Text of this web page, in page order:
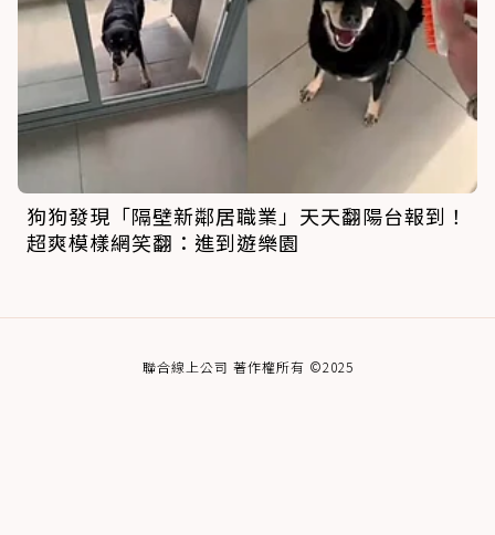
狗狗發現「隔壁新鄰居職業」天天翻陽台報到！
超爽模樣網笑翻：進到遊樂園
聯合線上公司 著作權所有 ©2025